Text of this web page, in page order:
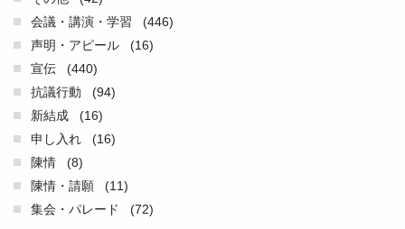
会議・講演・学習
(446)
声明・アピール
(16)
宣伝
(440)
抗議行動
(94)
新結成
(16)
申し入れ
(16)
陳情
(8)
陳情・請願
(11)
集会・パレード
(72)